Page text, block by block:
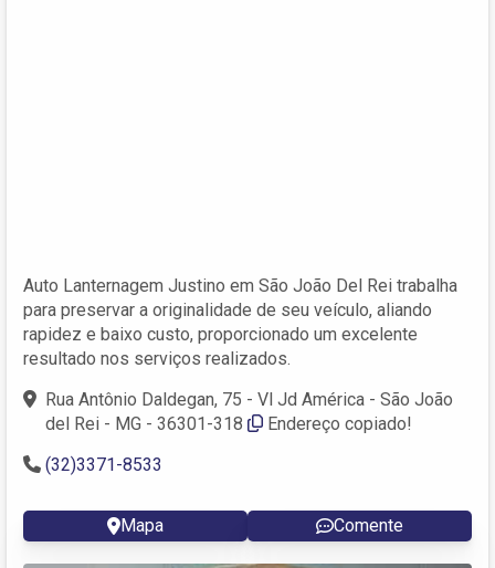
Auto Lanternagem Justino em São João Del Rei trabalha
para preservar a originalidade de seu veículo, aliando
rapidez e baixo custo, proporcionado um excelente
resultado nos serviços realizados.
Rua Antônio Daldegan, 75 - Vl Jd América - São João
del Rei - MG - 36301-318
Endereço copiado!
(32)3371-8533
Mapa Comente